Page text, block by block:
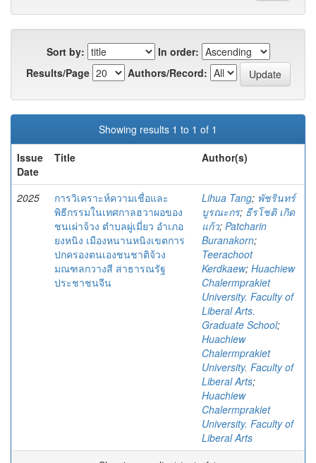
Sort by:
In order:
Results/Page
Authors/Record:
Showing results 1 to 1 of 1
Issue
Date
Title Author(s)
2025
การวิเคราะห์ความเชื่อและ
พิธีกรรมในเทศกาลฮวาผอของ
ชนเผ่าจ้วง ตําบลผู่เมี่ยว อําเภอ
ยงหนิง เมืองหนานหนิงเขตการ
ปกครองตนเองชนชาติจ้วง
มณฑลกวางสี สาธารณรัฐ
ประชาชนจีน
Lihua Tang; พัชรินทร์
บูรณะกร; ธีรโชติ เกิด
แก้ว; Patcharin
Buranakorn;
Teerachoot
Kerdkaew; Huachiew
Chalermprakiet
University. Faculty of
Liberal Arts.
Graduate School;
Huachiew
Chalermprakiet
University. Faculty of
Liberal Arts;
Huachiew
Chalermprakiet
University. Faculty of
Liberal Arts